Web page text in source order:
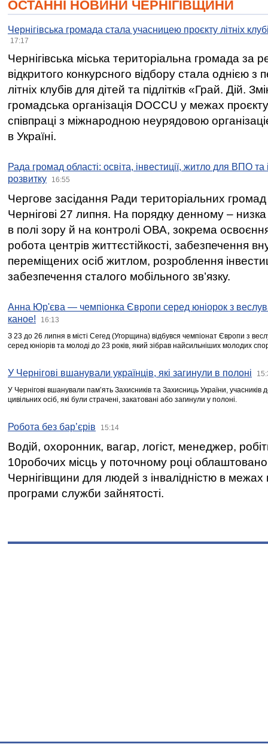
ОСТАННІ НОВИНИ ЧЕРНІГІВЩИНИ
Чернігівська громада стала учасницею проєкту літніх
17:17
Чернігівська міська територіальна громада за
відкритого конкурсного відбору стала однією
літніх клубів для дітей та підлітків «Грай. Дій.
громадська організація DOCCU у межах
співпраці з міжнародною неурядовою
в Україні.
Рада громад області: освіта, інвестиції, житло для ВПО
розвитку
16:55
Чергове засідання Ради територіальних громад
Чернігові 27 липня. На порядку денному –
в полі зору й на контролі ОВА, зокрема освоєння
робота центрів життєстійкості, забезпечення
переміщених осіб житлом, розроблення
забезпечення сталого мобільного зв’язку.
Анна Юр'єва — чемпіонка Європи серед юніорок з
каное!
16:13
З 23 до 26 липня в місті Сегед (Угорщина) відбувся чемпіонат Європи з
серед юніорів та молоді до 23 років, який зібрав найсильніших молодих
У Чернігові вшанували українців, які загинули в полоні
У Чернігові вшанували пам’ять Захисників та Захисниць України,
цивільних осіб, які були страчені, закатовані або загинули у полоні.
Робота без бар’єрів 15:14
Водій, охоронник, вагар, логіст, менеджер,
10робочих місць у поточному році
Чернігівщини для людей з інвалідністю в межах
програми служби зайнятості.